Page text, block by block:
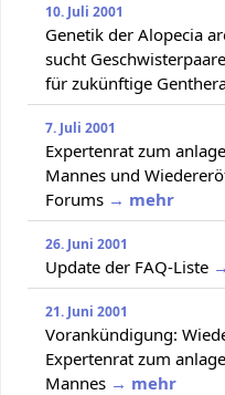
10. Juli 2001
Genetik der Alopecia
sucht
für zukünftige
7. Juli 2001
Expertenrat zum
Mannes und
Forums → mehr
26. Juni 2001
Update der FAQ-Liste
21. Juni 2001
Vorankündigung:
Expertenrat zum
Mannes → mehr